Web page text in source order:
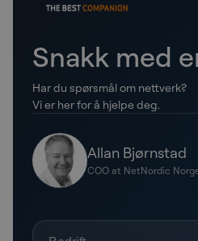
Snakk med
Har du spørsmål om nettverk?
Vi er her for å hjelpe deg.
Allan Bjørnstad
COO at NetNordic